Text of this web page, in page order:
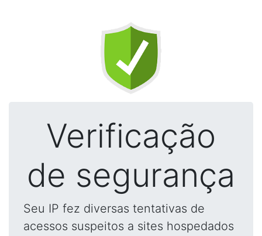
Verificação
de segurança
Seu IP fez diversas tentativas de
acessos suspeitos a sites hospedados